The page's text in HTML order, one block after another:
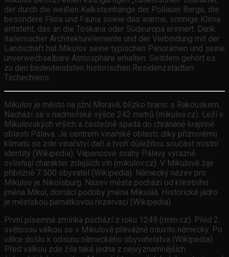
der durch die weißen Kalksteinhänge der Pollauer Berge, die
besondere Flora und Fauna sowie das warme, sonnige Klima
entsteht, das an die Toskana oder Südeuropa erinnert. Dank
italienischer Architekturelemente und der Verbindung mit der
Landschaft hat Mikulov seine typischen Panoramen und seine
unverwechselbare Atmosphäre erhalten. Seitdem gehört es
zu den bedeutendsten historischen Residenzstädten
Tschechiens.
Mikulov je město na jižní Moravě, blízko hranic s Rakouskem.
Nachází se v nadmořské výšce 242 metrů (mikulov.cz). Leží v
Mikulovských vrších a částečně spadá do chráněné krajinné
oblasti Pálava. Je centrem vinařské oblasti; díky příznivému
klimatu se zde vinařství daří a tvoří důležitou součást místní
identity (Wikipedia). Vápencové svahy Pálavy výrazně
ovlivňují charakter zdejších vín (mikulov.cz). V Mikulově žije
přibližně 7 500 obyvatel (Wikipedia). Německý název pro
Mikulov je Nikolsburg. Název města pochází od křestního
jména Mikul, domácí podoby jména Mikuláš. Historické jádro
je městskou památkovou rezervací (Wikipedia).
První písemná zmínka pochází z roku 1249 (rmm.cz). Před 2.
světovou válkou se v Mikulově převážně mluvilo německy. Po
válce došlo k odsunu německého obyvatelstva (Wikipedia).
Před válkou zde žila také jedna z nejvýznamnějších